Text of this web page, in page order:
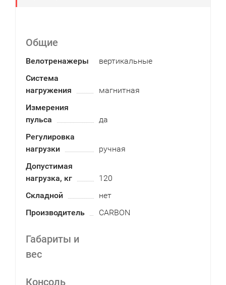
Общие
Велотренажеры
вертикальные
Система
нагружения
магнитная
Измерения
пульса
да
Регулировка
нагрузки
ручная
Допустимая
нагрузка, кг
120
Складной
нет
Производитель
CARBON
Габариты и
вес
Консоль